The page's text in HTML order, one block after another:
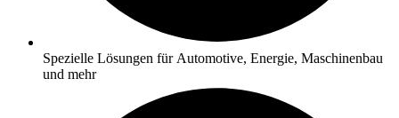
Spezielle Lösungen für Automotive, Energie, Maschinenbau
und mehr